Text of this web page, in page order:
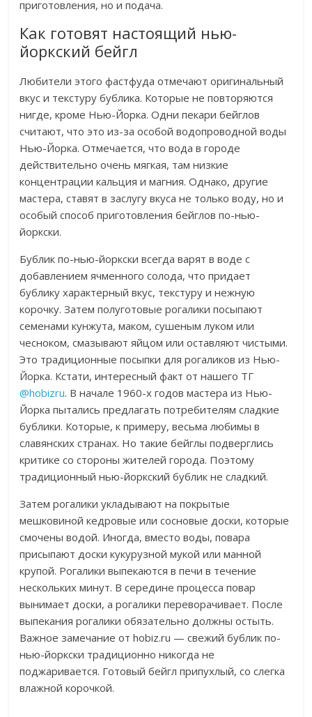
приготовления, но и подача.
Как готовят настоящий нью-
йоркский бейгл
Любители этого фастфуда отмечают оригинальный
вкус и текстуру бублика. Которые не повторяются
нигде, кроме Нью-Йорка. Одни пекари бейглов
считают, что это из-за особой водопроводной воды
Нью-Йорка. Отмечается, что вода в городе
действительно очень мягкая, там низкие
концентрации кальция и магния. Однако, другие
мастера, ставят в заслугу вкуса не только воду, но и
особый способ приготовления бейглов по-нью-
йоркски.
Бублик по-нью-йоркски всегда варят в воде с
добавлением ячменного солода, что придает
бублику характерный вкус, текстуру и нежную
корочку. Затем полуготовые рогалики посыпают
семенами кунжута, маком, сушеным луком или
чесноком, смазывают яйцом или оставляют чистыми.
Это традиционные посыпки для рогаликов из Нью-
Йорка. Кстати, интересный факт от нашего ТГ
@hobizru. В начале 1960-х годов мастера из Нью-
Йорка пытались предлагать потребителям сладкие
бублики. Которые, к примеру, весьма любимы в
славянских странах. Но такие бейглы подверглись
критике со стороны жителей города. Поэтому
традиционный нью-йоркский бублик не сладкий.
Затем рогалики укладывают на покрытые
мешковиной кедровые или сосновые доски, которые
смочены водой. Иногда, вместо воды, повара
присыпают доски кукурузной мукой или манной
крупой. Рогалики выпекаются в печи в течение
нескольких минут. В середине процесса повар
вынимает доски, а рогалики переворачивает. После
выпекания рогалики обязательно должны остыть.
Важное замечание от hobiz.ru — свежий бублик по-
нью-йоркски традиционно никогда не
поджаривается. Готовый бейгл припухлый, со слегка
влажной корочкой.